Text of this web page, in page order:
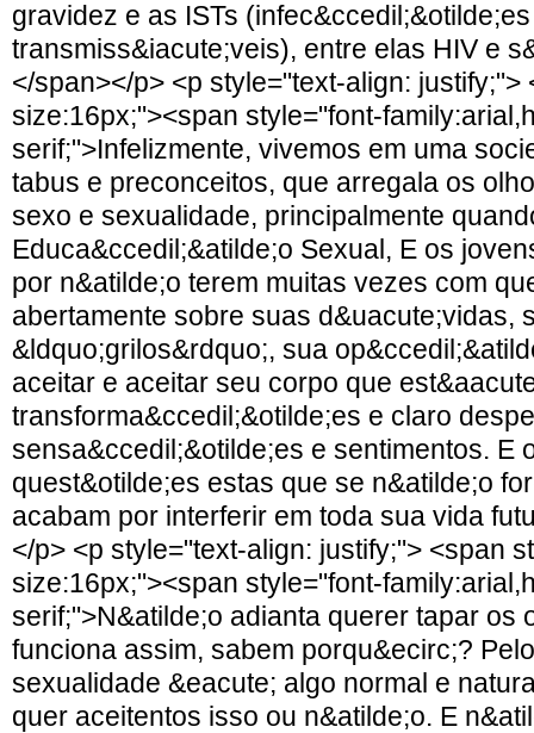
gravidez e as ISTs
transmiss&iacute;veis), entre elas HIV e
</span></p> <p style="text-align: justify;">
size:16px;"><span style="font-
serif;">Infelizmente, vivemos em uma
tabus e preconceitos, que arregala os
sexo e sexualidade, principalmente
Educa&ccedil;&atilde;o Sexual, E os
por n&atilde;o terem muitas vezes com
abertamente sobre suas d&uacute;vidas,
&ldquo;grilos&rdquo;, sua
aceitar e aceitar seu corpo que
transforma&ccedil;&otilde;es e claro
sensa&ccedil;&otilde;es e sentimentos. E
quest&otilde;es estas que se n&atilde;o
acabam por interferir em toda sua vida
</p> <p style="text-align: justify;"> <span
size:16px;"><span style="font-
serif;">N&atilde;o adianta querer tapar os
funciona assim, sabem porqu&ecirc;?
sexualidade &eacute; algo normal e
quer aceitentos isso ou n&atilde;o. E